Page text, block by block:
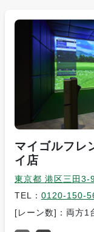
マイゴルフレ
イ店
東京都 港区三田3-
TEL： 0120-150-
[レーン数]：両方1